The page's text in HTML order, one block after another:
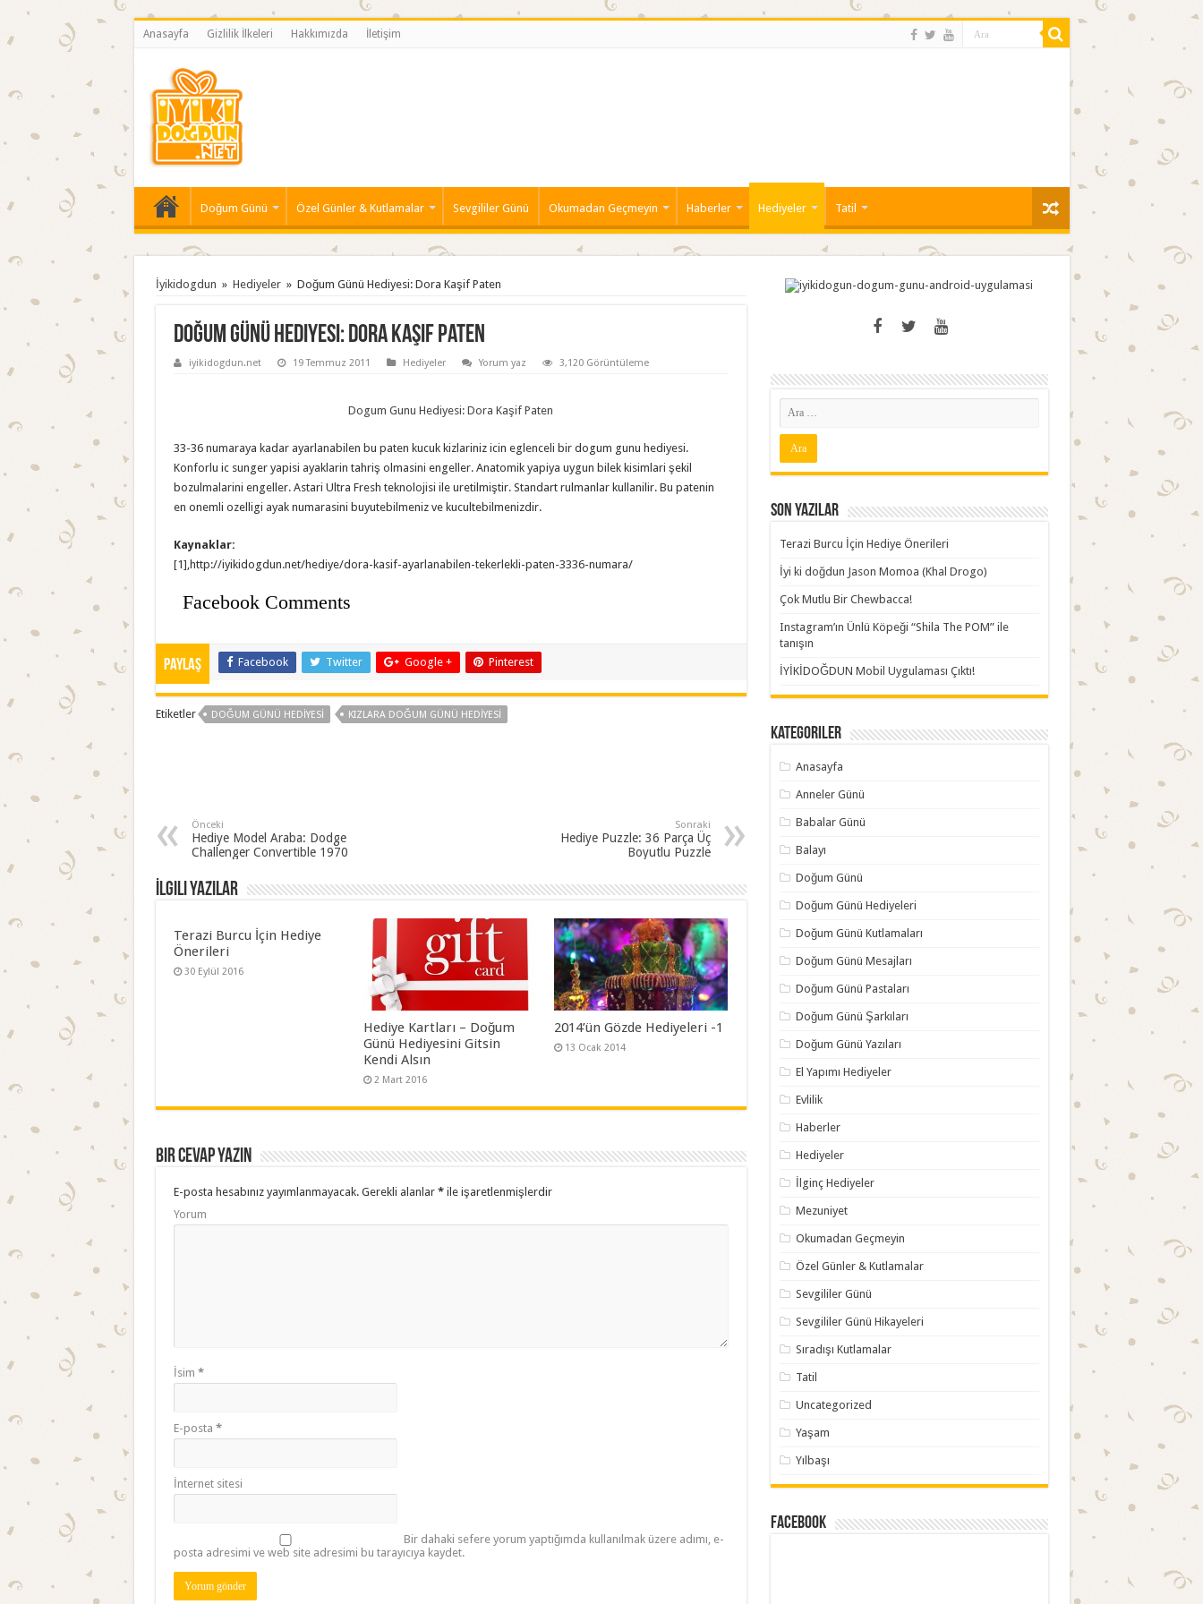
Anasayfa Gizlilik İlkeleri Hakkımızda İletişim
Doğum Günü Özel Günler & Kutlamalar Sevgililer Günü Okumadan Geçmeyin Haberler Hediyeler Tatil
İyikidogdun » Hediyeler » Doğum Günü Hediyesi: Dora Kaşif Paten
Doğum Günü Hediyesi: Dora Kaşif Paten
iyikidogdun.net 19 Temmuz 2011 Hediyeler Yorum yaz 3,120 Görüntüleme
Dogum Gunu Hediyesi: Dora Kaşif Paten
33-36 numaraya kadar ayarlanabilen bu paten kucuk kizlariniz icin eglenceli bir dogum gunu hediyesi.
Konforlu ic sunger yapisi ayaklarin tahriş olmasini engeller. Anatomik yapiya uygun bilek kisimlari şekil
bozulmalarini engeller. Astari Ultra Fresh teknolojisi ile uretilmiştir. Standart rulmanlar kullanilir. Bu patenin
en onemli ozelligi ayak numarasini buyutebilmeniz ve kucultebilmenizdir.
Kaynaklar:
[1],http://iyikidogdun.net/hediye/dora-kasif-ayarlanabilen-tekerlekli-paten-3336-numara/
Facebook Comments
Paylaş Facebook Twitter Google + Pinterest
Etiketler DOĞUM GÜNÜ HEDIYESI KIZLARA DOĞUM GÜNÜ HEDIYESI
Önceki
Hediye Model Araba: Dodge
Challenger Convertible 1970
Sonraki
Hediye Puzzle: 36 Parça Üç
Boyutlu Puzzle
İlgili Yazılar
Terazi Burcu İçin Hediye
Önerileri
30 Eylül 2016
Hediye Kartları – Doğum
Günü Hediyesini Gitsin
Kendi Alsın
2 Mart 2016
2014’ün Gözde Hediyeleri -1
13 Ocak 2014
Bir cevap yazın
E-posta hesabınız yayımlanmayacak.Gerekli alanlar *ile işaretlenmişlerdir
Yorum
İsim *
E-posta *
İnternet sitesi
Bir dahaki sefere yorum yaptığımda kullanılmak üzere adımı, e-
posta adresimi ve web site adresimi bu tarayıcıya kaydet.
Son Yazılar
Terazi Burcu İçin Hediye Önerileri
İyi ki doğdun Jason Momoa (Khal Drogo)
Çok Mutlu Bir Chewbacca!
Instagram’ın Ünlü Köpeği “Shila The POM” ile
tanışın
İYİKİDOĞDUN Mobil Uygulaması Çıktı!
Kategoriler
Anasayfa
Anneler Günü
Babalar Günü
Balayı
Doğum Günü
Doğum Günü Hediyeleri
Doğum Günü Kutlamaları
Doğum Günü Mesajları
Doğum Günü Pastaları
Doğum Günü Şarkıları
Doğum Günü Yazıları
El Yapımı Hediyeler
Evlilik
Haberler
Hediyeler
İlginç Hediyeler
Mezuniyet
Okumadan Geçmeyin
Özel Günler & Kutlamalar
Sevgililer Günü
Sevgililer Günü Hikayeleri
Sıradışı Kutlamalar
Tatil
Uncategorized
Yaşam
Yılbaşı
Facebook